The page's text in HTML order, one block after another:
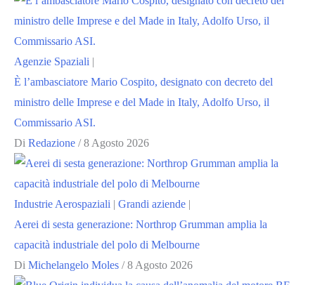
Agenzie Spaziali |
È l’ambasciatore Mario Cospito, designato con decreto del
ministro delle Imprese e del Made in Italy, Adolfo Urso, il
Commissario ASI.
Di Redazione /8 Agosto 2026
Industrie Aerospaziali | Grandi aziende |
Aerei di sesta generazione: Northrop Grumman amplia la
capacità industriale del polo di Melbourne
Di Michelangelo Moles /8 Agosto 2026